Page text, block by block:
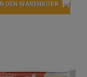
IN DEN WARENKORB